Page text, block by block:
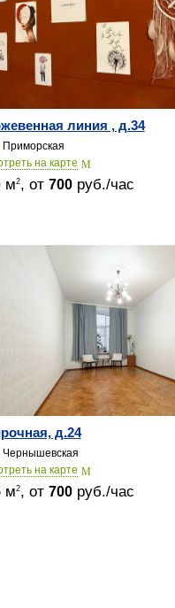
линия , д.34
Приморская
на карте
м2, от 700руб./час
д.24
Чернышевская
на карте
м2, от 700руб./час